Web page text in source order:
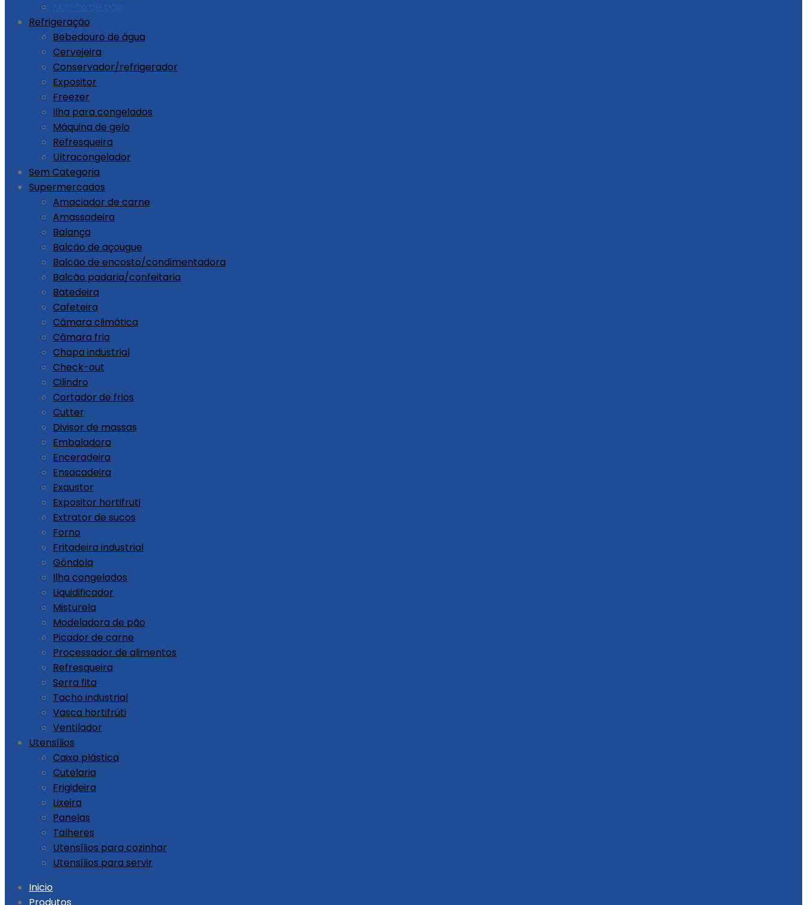
Refrigeração
Bebedouro de água
Cervejeira
Conservador/refrigerador
Expositor
Freezer
Ilha para congelados
Máquina de gelo
Refresqueira
Ultracongelador
Sem Categoria
Supermercados
Amaciador de carne
Amassadeira
Balança
Balcão de açougue
Balcão de encosto/condimentadora
Balcão padaria/confeitaria
Batedeira
Cafeteira
Câmara climática
Câmara fria
Chapa industrial
Check-out
Cilindro
Cortador de frios
Cutter
Divisor de massas
Embaladora
Enceradeira
Ensacadeira
Exaustor
Expositor hortifruti
Extrator de sucos
Forno
Fritadeira industrial
Gôndola
Ilha congelados
Liquidificador
Misturela
Modeladora de pão
Picador de carne
Processador de alimentos
Refresqueira
Serra fita
Tacho industrial
Vasca hortifrúti
Ventilador
Utensílios
Caixa plástica
Cutelaria
Frigideira
Lixeira
Panelas
Talheres
Utensílios para cozinhar
Utensílios para servir
Skip Inicio